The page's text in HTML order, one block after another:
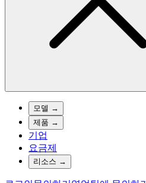
모델 →
제품 →
기업
요금제
리소스 →